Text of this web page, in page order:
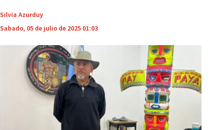
Silvia Azurduy
Sabado, 05 de julio de 2025 01:03